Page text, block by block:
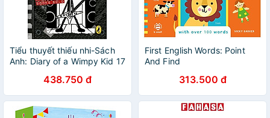
Tiểu thuyết thiếu nhi-Sách
Anh: Diary of a Wimpy Kid 17
438.750 đ
First English Words: Point
And Find
313.500 đ